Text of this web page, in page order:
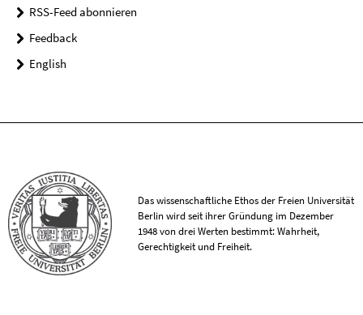
RSS-Feed abonnieren
Feedback
English
Das wissenschaftliche Ethos der Freien Universität
Berlin wird seit ihrer Gründung im Dezember
1948 von drei Werten bestimmt: Wahrheit,
Gerechtigkeit und Freiheit.